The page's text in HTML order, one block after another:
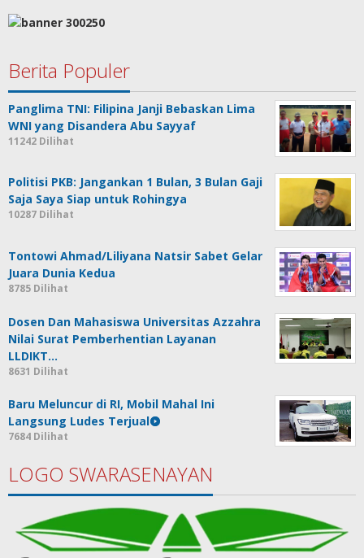
Berita Populer
Panglima TNI: Filipina Janji Bebaskan Lima
WNI yang Disandera Abu Sayyaf
11242 Dilihat
Politisi PKB: Jangankan 1 Bulan, 3 Bulan Gaji
Saja Saya Siap untuk Rohingya
10287 Dilihat
Tontowi Ahmad/Liliyana Natsir Sabet Gelar
Juara Dunia Kedua
8785 Dilihat
Dosen Dan Mahasiswa Universitas Azzahra
Nilai Surat Pemberhentian Layanan
LLDIKT…
8631 Dilihat
Baru Meluncur di RI, Mobil Mahal Ini
Langsung Ludes Terjual
7684 Dilihat
LOGO SWARASENAYAN